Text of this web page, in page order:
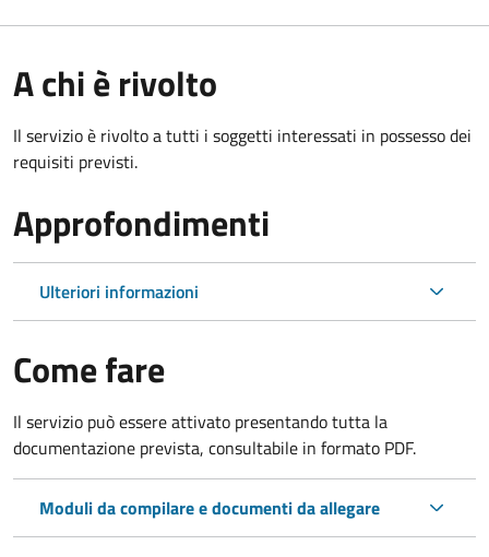
A chi è rivolto
Il servizio è rivolto a tutti i soggetti interessati in possesso dei
requisiti previsti.
Approfondimenti
Ulteriori informazioni
Come fare
Il servizio può essere attivato presentando tutta la
documentazione prevista, consultabile in formato PDF.
Moduli da compilare e documenti da allegare